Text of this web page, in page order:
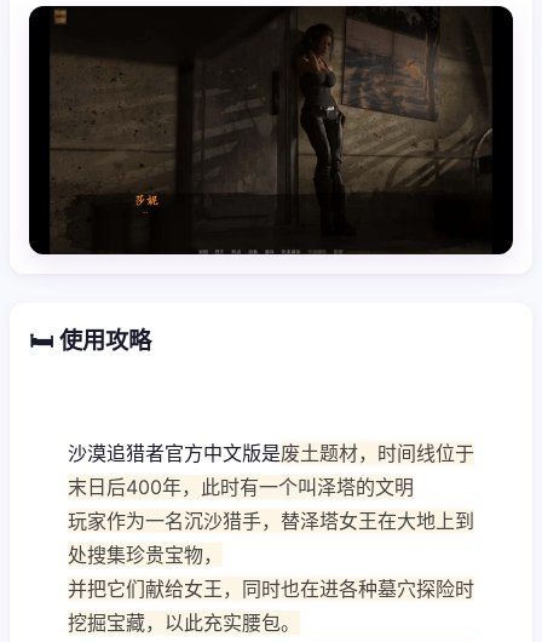
🛏️ 使用攻略
沙漠追猎者官方中文版是废土题材，时间线位于
末日后400年，此时有一个叫泽塔的文明
玩家作为一名沉沙猎手，替泽塔女王在大地上到
处搜集珍贵宝物，
并把它们献给女王，同时也在进各种墓穴探险时
挖掘宝藏，以此充实腰包。